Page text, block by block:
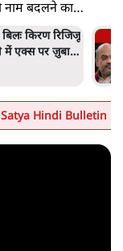
नाम बदलने का
आएंगे
Shravan Garg
Satya Hindi Bulletin